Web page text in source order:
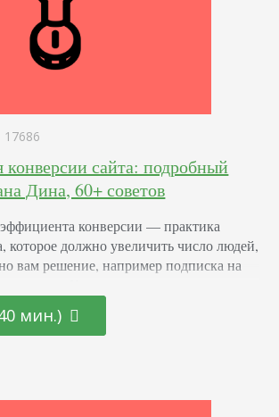
17686
сайта: подробный
Дина, 60+ советов
конверсии — практика
которое должно увеличить число людей,
вам решение, например подписка на
вам нужно от пользователя. От него
Что такое показатель конверсии Это
мин.)